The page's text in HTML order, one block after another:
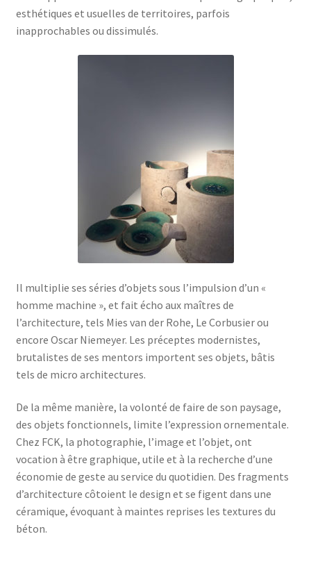
esthétiques et usuelles de territoires, parfois
inapprochables ou dissimulés.
Il multiplie ses séries d’objets sous l’impulsion d’un «
homme machine », et fait écho aux maîtres de
l’architecture, tels Mies van der Rohe, Le Corbusier ou
encore Oscar Niemeyer. Les préceptes modernistes,
brutalistes de ses mentors importent ses objets, bâtis
tels de micro architectures.
De la même manière, la volonté de faire de son paysage,
des objets fonctionnels, limite l’expression ornementale.
Chez FCK, la photographie, l’image et l’objet, ont
vocation à être graphique, utile et à la recherche d’une
économie de geste au service du quotidien. Des fragments
d’architecture côtoient le design et se figent dans une
céramique, évoquant à maintes reprises les textures du
béton.